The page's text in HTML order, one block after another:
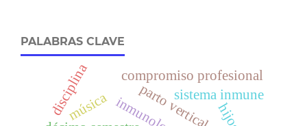
PALABRAS CLAVE
parto vertical
compromiso profesional
sistema inmune
hijos
música
disciplina